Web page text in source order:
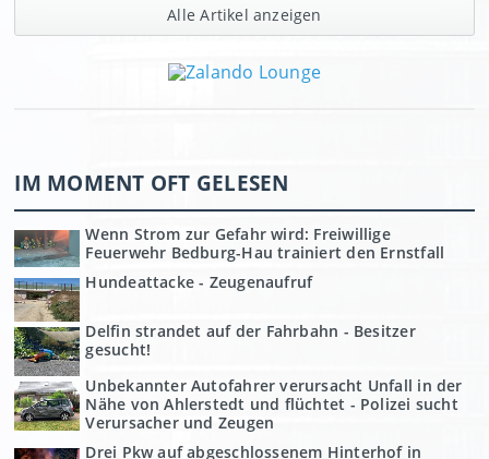
Alle Artikel anzeigen
IM MOMENT OFT GELESEN
Wenn Strom zur Gefahr wird: Freiwillige
Feuerwehr Bedburg-Hau trainiert den Ernstfall
Hundeattacke - Zeugenaufruf
Delfin strandet auf der Fahrbahn - Besitzer
gesucht!
Unbekannter Autofahrer verursacht Unfall in der
Nähe von Ahlerstedt und flüchtet - Polizei sucht
Verursacher und Zeugen
Drei Pkw auf abgeschlossenem Hinterhof in